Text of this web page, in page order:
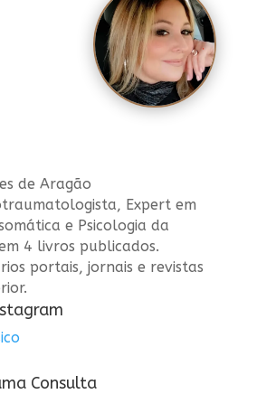
de Aragão
Expert em
e Psicologia da
4 livros publicados.
portais, jornais e revistas
Consulta